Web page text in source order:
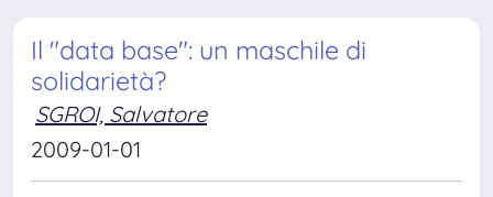
Il "data base": un maschile di
solidarietà?
SGROI, Salvatore
2009-01-01